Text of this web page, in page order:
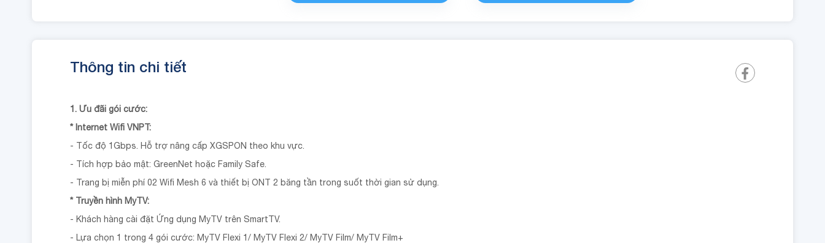
Thông tin chi tiết
1. Ưu đãi gói cước:
* Internet Wifi VNPT:
- Tốc độ 1Gbps. Hỗ trợ nâng cấp XGSPON theo khu vực.
- Tích hợp bảo mật: GreenNet hoặc Family Safe.
- Trang bị miễn phí 02 Wifi Mesh 6 và thiết bị ONT 2 băng tần trong suốt thời gian sử dụng.
* Truyền hình MyTV:
- Khách hàng cài đặt Ứng dụng MyTV trên SmartTV.
- Lựa chọn 1 trong 4 gói cước: MyTV Flexi 1/ MyTV Flexi 2/ MyTV Film/ MyTV Film+